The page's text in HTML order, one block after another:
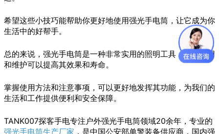
希望这些小技巧能帮助你更好地使用强光手电筒，让它成为你
生活中的好帮手。
总的来说，强光手电筒是一种非常实用的照明工具，正确使用
和维护可以提高其效果和寿命。
掌握使用方法和注意事项，可以更好地发挥其功能，为我们的
生活和工作提供便利和安全保障。
TANK007探客手电专注户外强光手电筒领域20余年，专业的
强光手电筒生产厂家 ，是中国公安部单警装备供应商，国内强